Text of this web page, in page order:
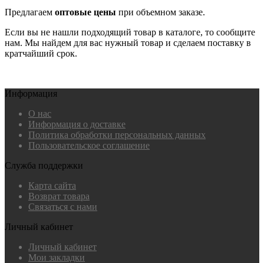
Предлагаем оптовые цены при объемном заказе.
Если вы не нашли подходящий товар в каталоге, то сообщите
нам. Мы найдем для вас нужный товар и сделаем поставку в
кратчайший срок.
Информация
О нас
Информация о доставке
Политика обработки персональных данных
Пользовательское соглашение
Служба поддержки
Карта сайта
Возврат товара
Связаться с нами
Личный кабинет
Личный кабинет
Мои закладки